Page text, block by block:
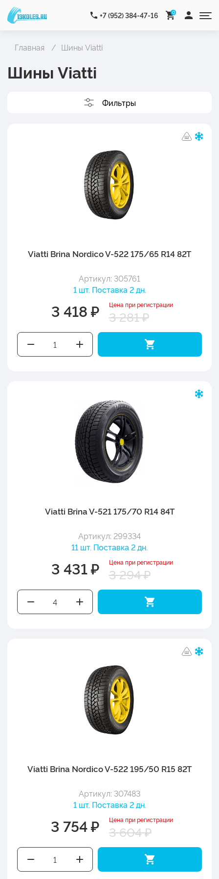
+7 (952) 384-47-16 0
Главная Шины Viatti
Шины Viatti
Фильтры
Viatti Brina Nordico V-522 175/65 R14 82T
Артикул: 305761
1 шт. Поставка 2 дн.
3 418 ₽ Цена при регистрации
3 281 ₽
Viatti Brina V-521 175/70 R14 84T
Артикул: 299334
11 шт. Поставка 2 дн.
3 431 ₽ Цена при регистрации
3 294 ₽
Viatti Brina Nordico V-522 195/50 R15 82T
Артикул: 307483
1 шт. Поставка 2 дн.
3 754 ₽ Цена при регистрации
3 604 ₽